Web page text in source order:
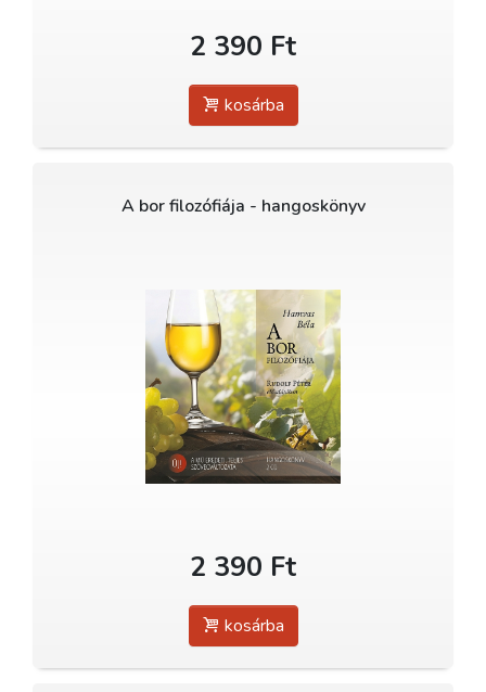
2 390 Ft
kosárba
A bor filozófiája - hangoskönyv
2 390 Ft
kosárba